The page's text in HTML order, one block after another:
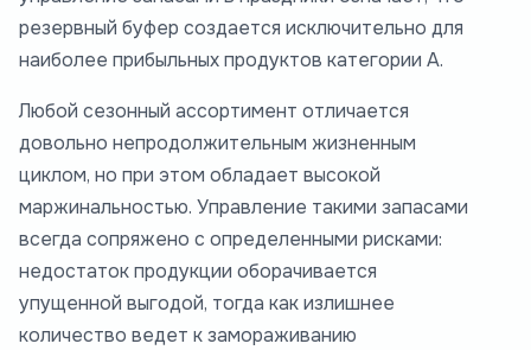
резервный буфер создается исключительно для
наиболее прибыльных продуктов категории А.
Любой сезонный ассортимент отличается
довольно непродолжительным жизненным
циклом, но при этом обладает высокой
маржинальностью. Управление такими запасами
всегда сопряжено с определенными рисками:
недостаток продукции оборачивается
упущенной выгодой, тогда как излишнее
количество ведет к замораживанию